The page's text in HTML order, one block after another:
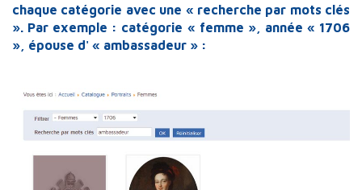
chaque catégorie avec une « recherche par mots clés
». Par exemple : catégorie « femme », année « 1706
», épouse d' « ambassadeur » :